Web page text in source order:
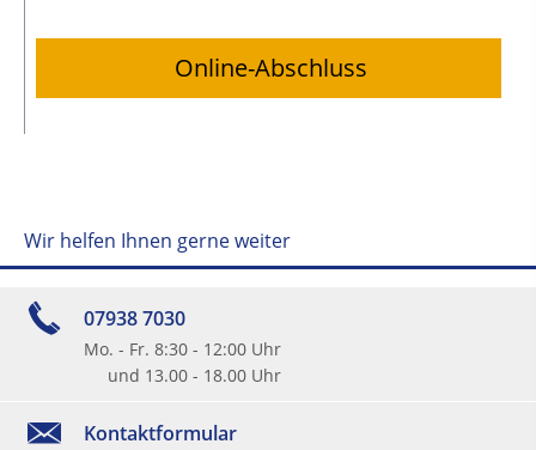
Online-Abschluss
Wir helfen Ihnen gerne weiter
07938 7030
Mo. - Fr. 8:30 - 12:00 Uhr
und 13.00 - 18.00 Uhr
Kontaktformular